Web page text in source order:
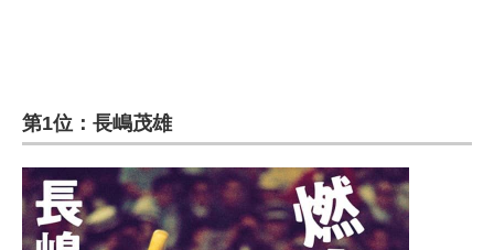
第1位：長嶋茂雄